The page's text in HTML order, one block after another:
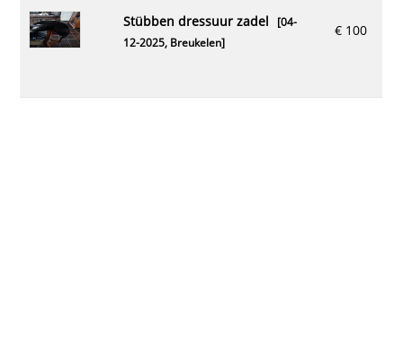
€ 100
stübben dressuur zadel [04-
12-2025, Breukelen]